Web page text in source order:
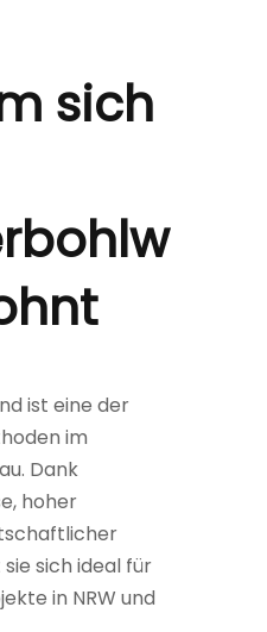
sich
ist eine der
im
Dank
hoher
sich ideal für
in NRW und